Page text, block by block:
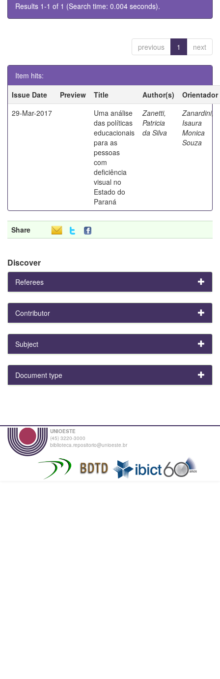
Results 1-1 of 1 (Search time: 0.004 seconds).
previous 1 next
Item hits:
Issue Date
Preview Title Author(s)
Orientador
29-Mar-2017
Uma análise
das políticas
educacionais
para as
pessoas
com
deficiência
visual no
Estado do
Paraná
Zanetti,
Patricia
da Silva
Zanardini,
Isaura
Monica
Souza
Share
Discover
Referees
Contributor
Subject
Document type
UNIOESTE
(45) 3220-3000
biblioteca.repositorio@unioeste.br